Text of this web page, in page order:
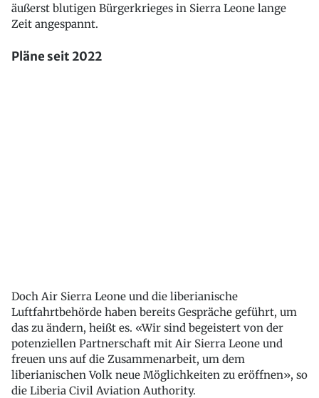
äußerst blutigen Bürgerkrieges in Sierra Leone lange
Zeit angespannt.
Pläne seit 2022
Doch Air Sierra Leone und die liberianische
Luftfahrtbehörde haben bereits Gespräche geführt, um
das zu ändern, heißt es. «Wir sind begeistert von der
potenziellen Partnerschaft mit Air Sierra Leone und
freuen uns auf die Zusammenarbeit, um dem
liberianischen Volk neue Möglichkeiten zu eröffnen», so
die Liberia Civil Aviation Authority.